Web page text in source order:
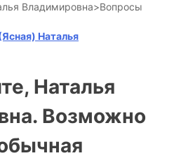
Владимировна>Вопросы
Наталья
Наталья
Возможно